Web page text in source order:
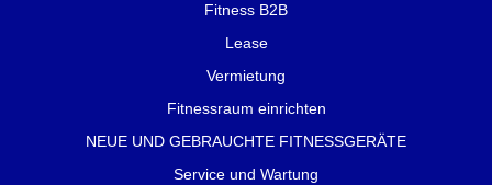
Fitness B2B
Lease
Vermietung
Fitnessraum einrichten
NEUE UND GEBRAUCHTE FITNESSGERÄTE
Service und Wartung